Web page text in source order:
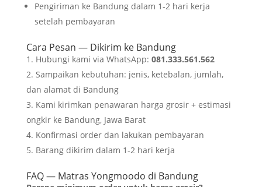
Pengiriman ke Bandung dalam 1-2 hari kerja
setelah pembayaran
Cara Pesan — Dikirim ke Bandung
Hubungi kami via WhatsApp: 081.333.561.562
Sampaikan kebutuhan: jenis, ketebalan, jumlah,
dan alamat di Bandung
Kami kirimkan penawaran harga grosir + estimasi
ongkir ke Bandung, Jawa Barat
Konfirmasi order dan lakukan pembayaran
Barang dikirim dalam 1-2 hari kerja
FAQ — Matras Yongmoodo di Bandung